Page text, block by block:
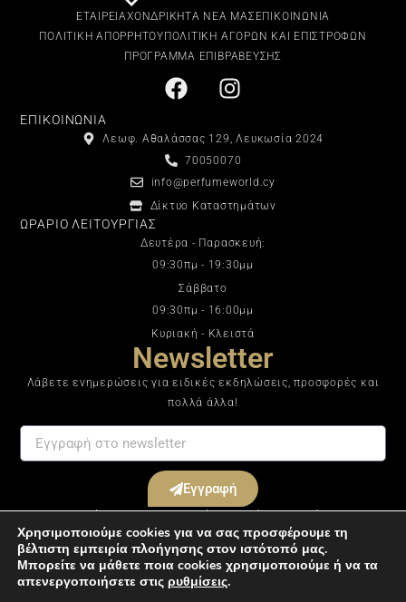
ΕΤΑΙΡΕΙΑΧΟΝΔΡΙΚΗΤΑ ΝΕΑ ΜΑΣ ΕΠΙΚΟΙΝΩΝΙΑ
ΠΟΛΙΤΙΚΗ ΑΠΟΡΡΗΤΟΥΠΟΛΙΤΙΚΗ ΑΓΟΡΩΝ ΚΑΙ ΕΠΙΣΤΡΟΦΩΝ
ΠΡΟΓΡΑΜΜΑ ΕΠΙΒΡΑΒΕΥΣΗΣ
ΕΠΙΚΟΙΝΩΝΙΑ
Λεωφ. Αθαλάσσας 129, Λευκωσία 2024
70050070
info@perfumeworld.cy
Δίκτυο Καταστημάτων
ΩΡΑΡΙΟ ΛΕΙΤΟΥΡΓΙΑΣ
Δευτέρα - Παρασκευή:
09:30πμ - 19:30μμ
Σάββατο
09:30πμ - 16:00μμ
Κυριακή - Κλειστά
Newsletter
Λάβετε ενημερώσεις για ειδικές εκδηλώσεις, προσφορές και
πολλά άλλα!
Εγγραφή
Με την εγγραφή σας στο ενημερωτικό μας δελτίο συμφωνείτε με τους
Όρους & Προϋποθέσεις.
Χρησιμοποιούμε cookies για να σας προσφέρουμε τη
βέλτιστη εμπειρία πλοήγησης στον ιστότοπό μας.
Μπορείτε να μάθετε ποια cookies χρησιμοποιούμε ή να τα
απενεργοποιήσετε στις ρυθμίσεις.